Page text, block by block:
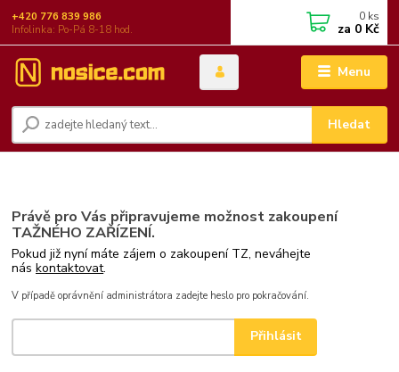
Menu
Hledat
+420 776 839 986
Infolinka: Po-Pá 8-18 hod.
0 ks
za 0 Kč
Právě pro Vás připravujeme možnost zakoupení
TAŽNÉHO ZAŘÍZENÍ.
Pokud již nyní máte zájem o zakoupení TZ, neváhejte
náskontaktovat.
V případě oprávnění administrátora zadejte heslo pro pokračování.